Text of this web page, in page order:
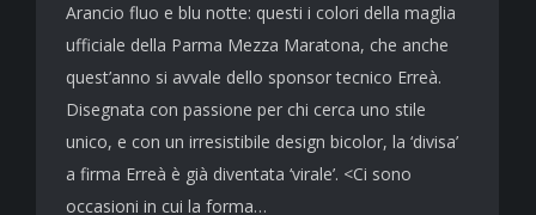
Arancio fluo e blu notte: questi i colori della maglia
ufficiale della Parma Mezza Maratona, che anche
quest’anno si avvale dello sponsor tecnico Erreà.
Disegnata con passione per chi cerca uno stile
unico, e con un irresistibile design bicolor, la ‘divisa’
a firma Erreà è già diventata ‘virale’. <Ci sono
occasioni in cui la forma…